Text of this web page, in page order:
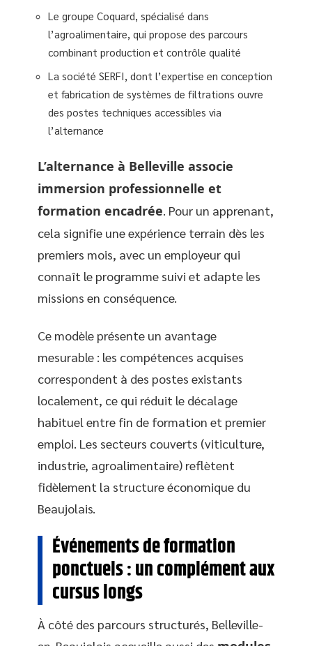
Le groupe Coquard, spécialisé dans
l’agroalimentaire, qui propose des parcours
combinant production et contrôle qualité
La société SERFI, dont l’expertise en conception
et fabrication de systèmes de filtrations ouvre
des postes techniques accessibles via
l’alternance
L’alternance à Belleville associe
immersion professionnelle et
formation encadrée. Pour un apprenant,
cela signifie une expérience terrain dès les
premiers mois, avec un employeur qui
connaît le programme suivi et adapte les
missions en conséquence.
Ce modèle présente un avantage
mesurable : les compétences acquises
correspondent à des postes existants
localement, ce qui réduit le décalage
habituel entre fin de formation et premier
emploi. Les secteurs couverts (viticulture,
industrie, agroalimentaire) reflètent
fidèlement la structure économique du
Beaujolais.
Événements de formation
ponctuels : un complément aux
cursus longs
À côté des parcours structurés, Belleville-